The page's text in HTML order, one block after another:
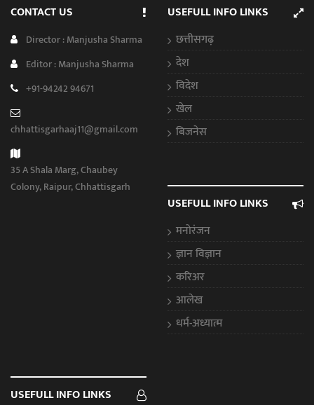
CONTACT US
Director : Manjusha Sharma
Editor : Manjusha Sharma
+91-94242 94671
chhattisgarhaaj11@gmail.com
35 A Shala Marg, Chaubey
Colony, Raipur, Chhattisgarh
USEFULL INFO LINKS
छत्तीसगढ़
देश
विदेश
खेल
बिजनेस
USEFULL INFO LINKS
मनोरंजन
ज्ञान विज्ञान
करिअर
आलेख
धर्म-अध्यात्म
USEFULL INFO LINKS